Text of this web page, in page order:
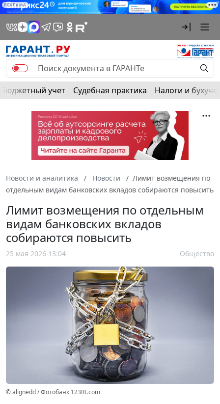
РЕКЛАМА
Бюджетный учет Судебная практика Налоги и
Новости и аналитика Новости
Лимит возмещения по
отдельным видам банковских вкладов собираются повысить
Лимит возмещения по отдельным
видам банковских вкладов
собираются повысить
25 мая 2026 13:04 Общество
© alignedd / Фотобанк 123RF.com